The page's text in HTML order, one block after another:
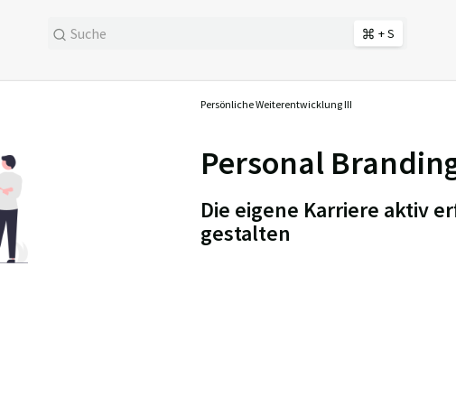
+ S
Persönliche Weiterentwicklung III
Personal
Die eigene Karriere aktiv
gestalten